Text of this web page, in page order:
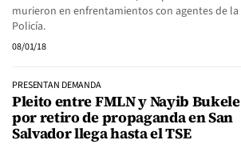
murieron en enfrentamientos con agentes de la
Policía.
08/01/18
PRESENTAN DEMANDA
Pleito entre FMLN y Nayib Bukele
por retiro de propaganda en San
Salvador llega hasta el TSE